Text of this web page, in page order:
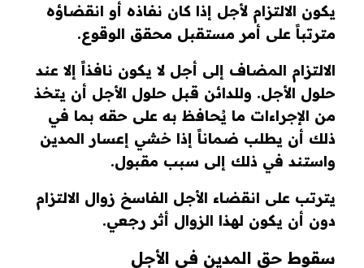
يكون الالتزام لأجل إذا كان نفاذه أو انقضاؤه
مترتباً على أمر مستقبل محقق الوقوع.
الالتزام المضاف إلى أجل لا يكون نافذاً إلا عند
حلول الأجل. وللدائن قبل حلول الأجل أن يتخذ
من الإجراءات ما يُحافظ به على حقه بما في
ذلك أن يطلب ضماناً إذا خشي إعسار المدين
واستند في ذلك إلى سبب مقبول.
يترتب على انقضاء الأجل الفاسخ زوال الالتزام
دون أن يكون لهذا الزوال أثر رجعي.
سقوط حق المدين في الأجل